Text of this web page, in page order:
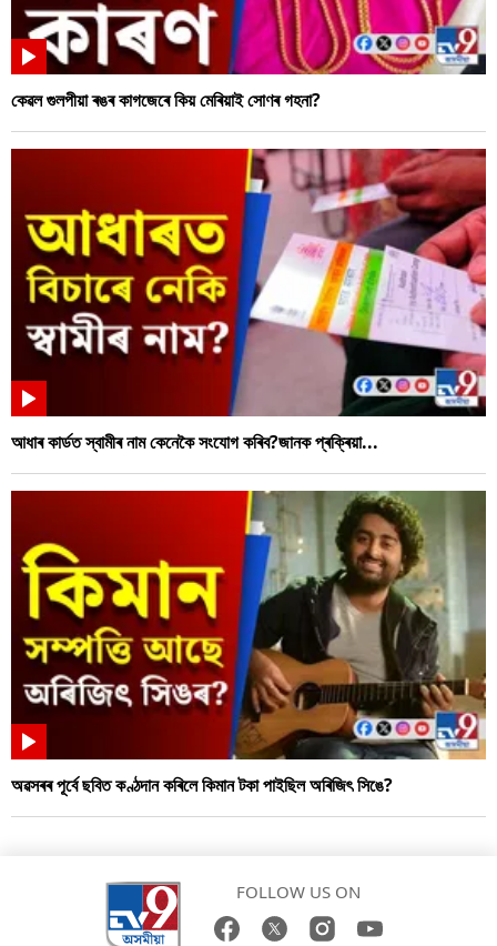
কেৱল গুলপীয়া ৰঙৰ কাগজেৰে কিয় মেৰিয়াই সোণৰ গহনা?
আধাৰ কাৰ্ডত স্বামীৰ নাম কেনেকৈ সংযোগ কৰিব?জানক প্ৰক্ৰিয়া...
অৱসৰৰ পূৰ্বে ছবিত কণ্ঠদান কৰিলে কিমান টকা পাইছিল অৰিজিৎ সিঙে?
FOLLOW US ON